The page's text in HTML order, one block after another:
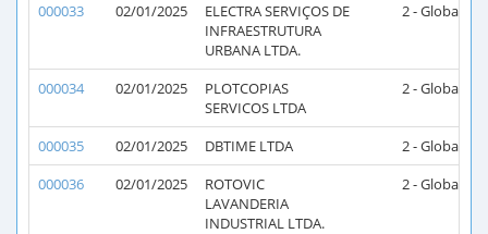
000033 02/01/2025
ELECTRA SERVIÇOS DE
INFRAESTRUTURA
URBANA LTDA.
2 - Global
000034 02/01/2025
PLOTCOPIAS
SERVICOS LTDA
2 - Global
000035 02/01/2025 DBTIME LTDA 2 - Global
000036
02/01/2025
ROTOVIC
LAVANDERIA
INDUSTRIAL LTDA.
2 - Global